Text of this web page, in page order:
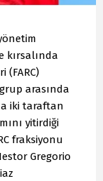
kırsalında
(FARC)
arasında
iki taraftan
yitirdiği
fraksiyonu
Gregorio